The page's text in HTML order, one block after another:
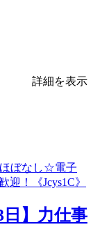
詳細を表示
日】力仕事